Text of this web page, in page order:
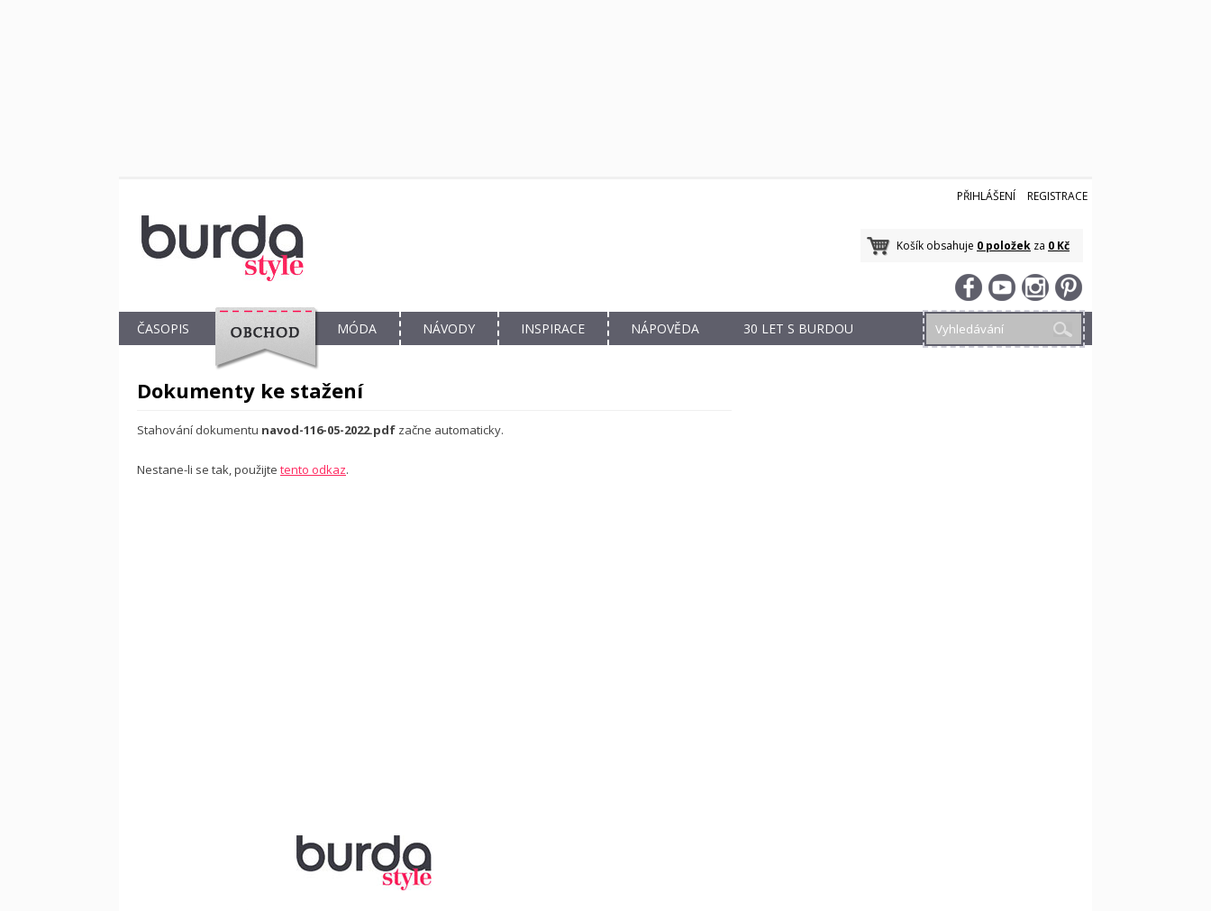
PŘIHLÁŠENÍ REGISTRACE
Košík obsahuje 0 položek za 0 Kč
ČASOPIS
OBCHOD
MÓDA NÁVODY INSPIRACE NÁPOVĚDA 30 LET S BURDOU
Dokumenty ke stažení
Stahování dokumentu navod-116-05-2022.pdf začne automaticky.
Nestane-li se tak, použijte tento odkaz.